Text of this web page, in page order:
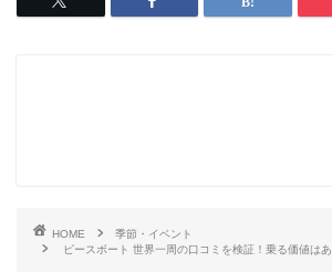
HOME
季節・イベント
ピースボート 世界一周の口コミを検証！乗る価値はあ